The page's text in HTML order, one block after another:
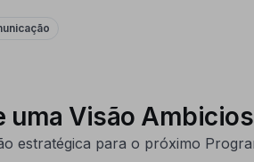
uma Visão
estratégica para o próximo